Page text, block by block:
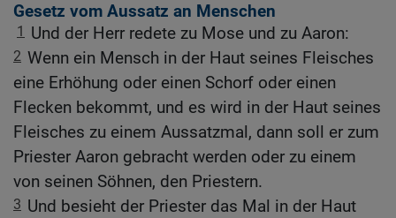
Gesetz vom Aussatz an Menschen
1 Und der Herr redete zu Mose und zu Aaron:
2 Wenn ein Mensch in der Haut seines Fleisches
eine Erhöhung oder einen Schorf oder einen
Flecken bekommt, und es wird in der Haut seines
Fleisches zu einem Aussatzmal, dann soll er zum
Priester Aaron gebracht werden oder zu einem
von seinen Söhnen, den Priestern.
3 Und besieht der Priester das Mal in der Haut